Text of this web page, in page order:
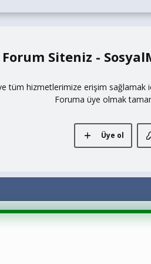
Siteniz -
tüm hizmetlerimize erişim sağlamak
Foruma üye olmak
Üye ol